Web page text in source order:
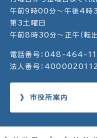
午前9時00分～午後4時
第3土曜日
午前8時30分～正午（転
電話番号：048-464-
法人番号：
市役所案内